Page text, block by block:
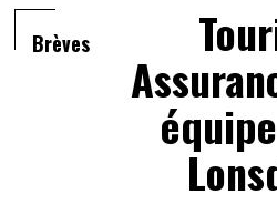
Brèves